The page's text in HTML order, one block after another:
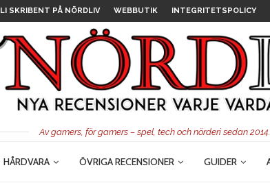
SKRIBENT PÅ NÖRDLIV WEBBUTIK INTEGRITETSPOLICY
Av gamers, för gamers – spel, tech och nörderi sedan 2014.
HÅRDVARA ÖVRIGA RECENSIONER GUIDER